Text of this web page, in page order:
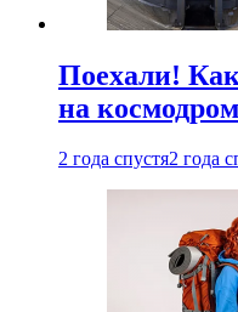
Поехали!
на
2 года спустя2 года